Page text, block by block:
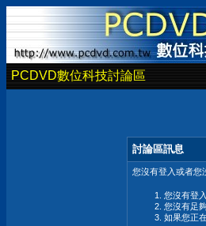
PCDVD數位科技討論區
討論區訊息
您沒有登入或者您
您沒有登
您沒有足
如果您正